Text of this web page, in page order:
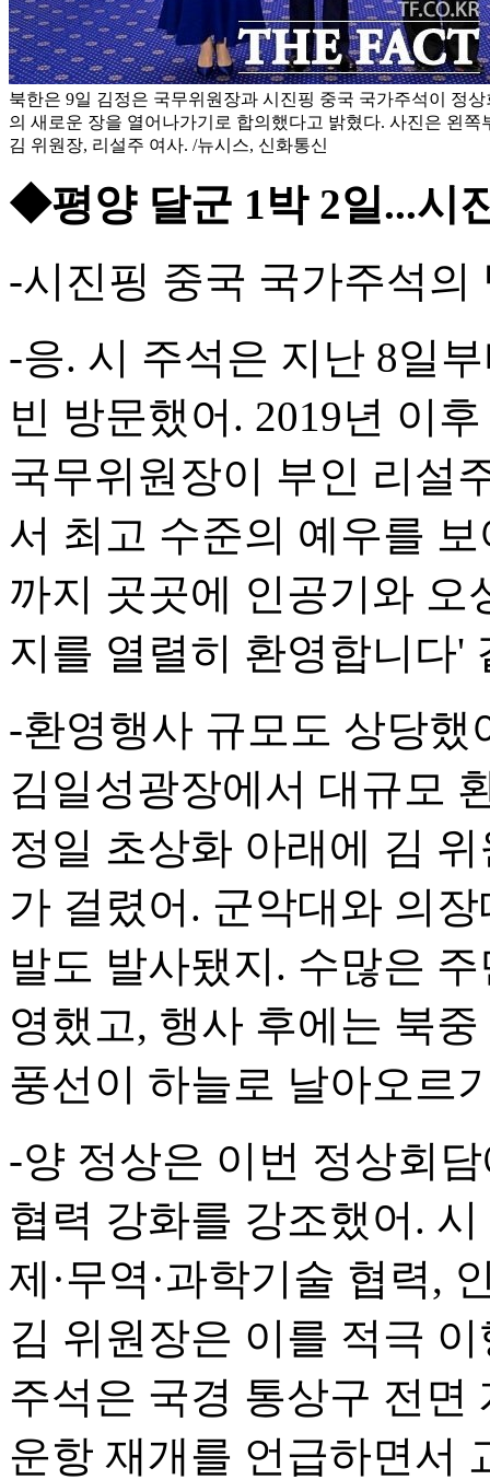
북한은 9일 김정은 국무위원장과 시진핑 중국 국가주석이 정
의 새로운 장을 열어나가기로 합의했다고 밝혔다. 사진은 왼쪽
김 위원장, 리설주 여사. /뉴시스, 신화통신
◆평양 달군 1박 2일...시
-시진핑 중국 국가주석의
-응. 시 주석은 지난 8일
빈 방문했어. 2019년 이
국무위원장이 부인 리설
서 최고 수준의 예우를
까지 곳곳에 인공기와 오
지를 열렬히 환영합니다'
-환영행사 규모도 상당
김일성광장에서 대규모
정일 초상화 아래에 김
가 걸렸어. 군악대와 의
발도 발사됐지. 수많은
영했고, 행사 후에는 북
풍선이 하늘로 날아오르
-양 정상은 이번 정상회
협력 강화를 강조했어.
제·무역·과학기술 협력,
김 위원장은 이를 적극
주석은 국경 통상구 전면
운항 재개를 언급하면서